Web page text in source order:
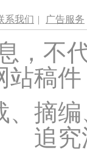
系我们 | 广告服务
，不
站稿
、摘
追